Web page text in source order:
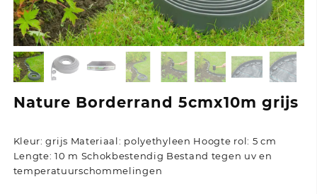
Nature Borderrand 5cmx10m grijs
Kleur: grijs Materiaal: polyethyleen Hoogte rol: 5 cm
Lengte: 10 m Schokbestendig Bestand tegen uv en
temperatuurschommelingen